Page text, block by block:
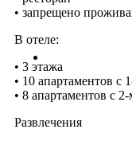
• запрещено
В отеле:
• 3 этажа
• 10 апартаментов с
• 8 апартаментов с
Развлечения